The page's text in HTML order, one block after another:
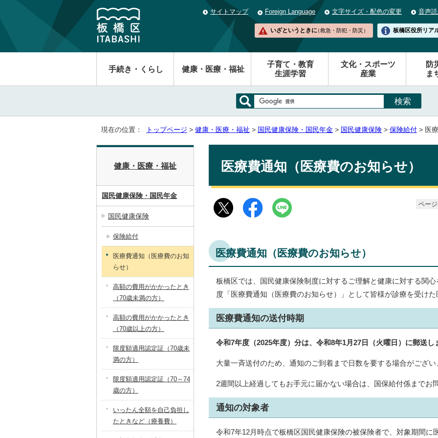
サイトマップ Foreign Language 文字サイズ・配色の変更 音声
いざというときに（救急・防犯・防災） 板橋区役所リア
手続き・くらし 健康・医療・福祉
子育て・教育
生涯学習
文化・スポーツ
産業
防
ま
現在の位置： トップページ > 健康・医療・福祉 > 国民健康保険・国民年金 > 国民健康保険 > 保険給付 > 医
医療費通知（医療費のお知らせ）
ペー
医療費通知（医療費のお知らせ）
板橋区では、国民健康保険制度に対するご理解と健康に対する関
度「医療費通知（医療費のお知らせ）」として皆様が診療を受け
医療費通知の送付時期
令和7年度（2025年度）分は、令和8年1月27日（火曜日）に郵送し
大量一斉送付のため、通知のご到着まで日数を要する場合がござい
2週間以上経過してもお手元に届かない場合は、国保給付係までお
通知の対象者
令和7年12月時点で板橋区国民健康保険の被保険者で、対象期間に
健康・医療・福祉
国民健康保険・国民年金
国民健康保険
保険給付
医療費通知（医療費のお知
らせ）
高額の費用がかかったとき
（70歳未満の方）
高額の費用がかかったとき
（70歳以上の方）
限度額適用認定証（70歳未
満の方）
限度額適用認定証（70～74
歳の方）
いったん全額を自己負担し
たときなど（療養費）